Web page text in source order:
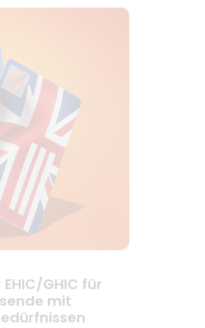
GHIC für
mit